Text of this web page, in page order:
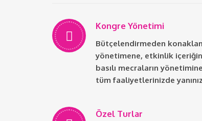
Kongre Yönetimi
Bütçelendirmeden
yönetimene, etkinlik
basılı mecraların
tüm faaliyetlerinizde
Özel Turlar